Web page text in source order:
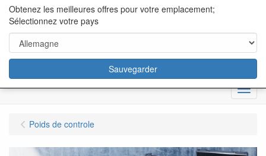
content="18/11/2025″/>
Menu
Poids de controle
Obtenez les meilleures offres pour votre emplacement;
Sélectionnez votre pays
Sauvegarder